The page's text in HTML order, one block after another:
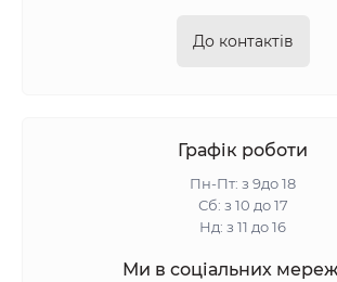
До контактів
Графік роботи
Пн-Пт: з 9до 18
Сб: з 10 до 17
Нд: з 11 до 16
Ми в соціальних